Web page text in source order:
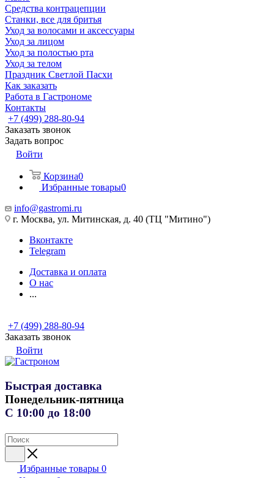
Средства контрацепции
Станки, все для бритья
Уход за волосами и аксессуары
Уход за лицом
Уход за полостью рта
Уход за телом
Праздник Светлой Пасхи
Как заказать
Работа в Гастрономе
Контакты
+7 (499) 288-80-94
Заказать звонок
Задать вопрос
Войти
Корзина0
Избранные товары0
info@gastromi.ru
г. Москва, ул. Митинская, д. 40 (ТЦ "Митино")
Вконтакте
Telegram
Доставка и оплата
О нас
...
+7 (499) 288-80-94
Заказать звонок
Войти
Быстрая доставка
Понедельник-пятница
С 10:00 до 18:00
Избранные товары 0